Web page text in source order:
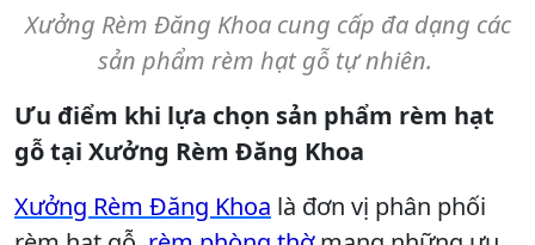
Xưởng Rèm Đăng Khoa cung cấp đa dạng các
sản phẩm rèm hạt gỗ tự nhiên.
Ưu điểm khi lựa chọn sản phẩm rèm hạt
gỗ tại Xưởng Rèm Đăng Khoa
Xưởng Rèm Đăng Khoa là đơn vị phân phối